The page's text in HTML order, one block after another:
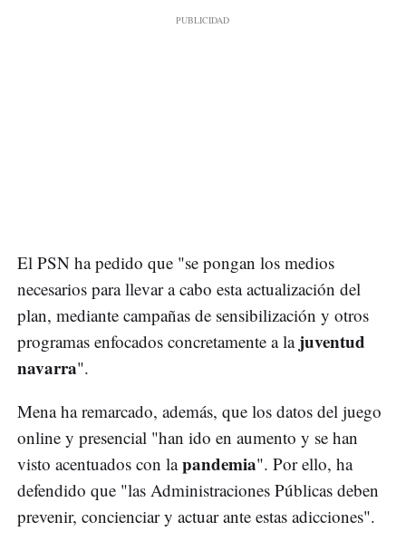
El PSN ha pedido que "se pongan los medios
necesarios para llevar a cabo esta actualización del
plan, mediante campañas de sensibilización y otros
programas enfocados concretamente a lajuventud
navarra".
Mena ha remarcado, además, que los datos del juego
online y presencial "han ido en aumento y se han
visto acentuados con lapandemia". Por ello, ha
defendido que "las Administraciones Públicas deben
prevenir, concienciar y actuar ante estas adicciones".